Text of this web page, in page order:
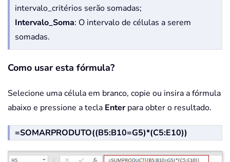
intervalo_critérios serão somadas;
Intervalo_Soma: O intervalo de células a serem
somadas.
Como usar esta fórmula?
Selecione uma célula em branco, copie ou insira a fórmula
abaixo e pressione a tecla Enterpara obter o resultado.
=SOMARPRODUTO((B5:B10=G5)*(C5:E10))